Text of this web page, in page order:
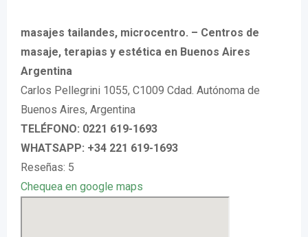
masajes tailandes, microcentro. – Centros de
masaje, terapias y estética en Buenos Aires
Argentina
Carlos Pellegrini 1055, C1009 Cdad. Autónoma de
Buenos Aires, Argentina
TELÉFONO: 0221 619-1693
WHATSAPP: +34 221 619-1693
Reseñas: 5
Chequea en google maps